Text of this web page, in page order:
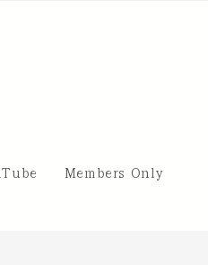
Members Only